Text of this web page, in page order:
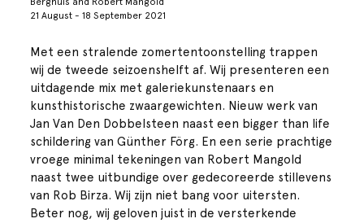
21 August - 18 September 2021
Met een stralende zomertentoonstelling trappen
wij de tweede seizoenshelft af. Wij presenteren een
uitdagende mix met galeriekunstenaars en
kunsthistorische zwaargewichten. Nieuw werk van
Jan Van Den Dobbelsteen naast een bigger than life
schildering van Günther Förg. En een serie prachtige
vroege minimal tekeningen van Robert Mangold
naast twee uitbundige over gedecoreerde stillevens
van Rob Birza. Wij zijn niet bang voor uitersten.
Beter nog, wij geloven juist in de versterkende